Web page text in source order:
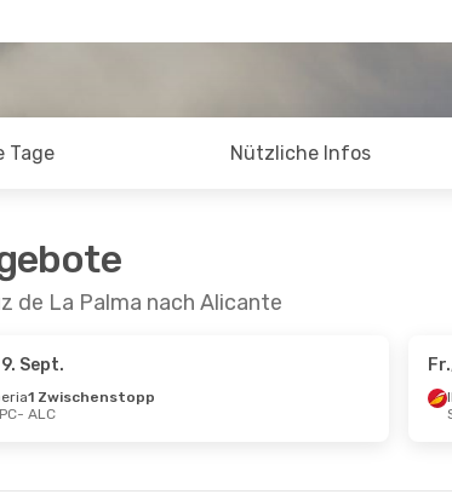
Tage Nützliche Infos
de La Palma nach Alicante
9. Sept.
1 Zwischenstopp
- ALC